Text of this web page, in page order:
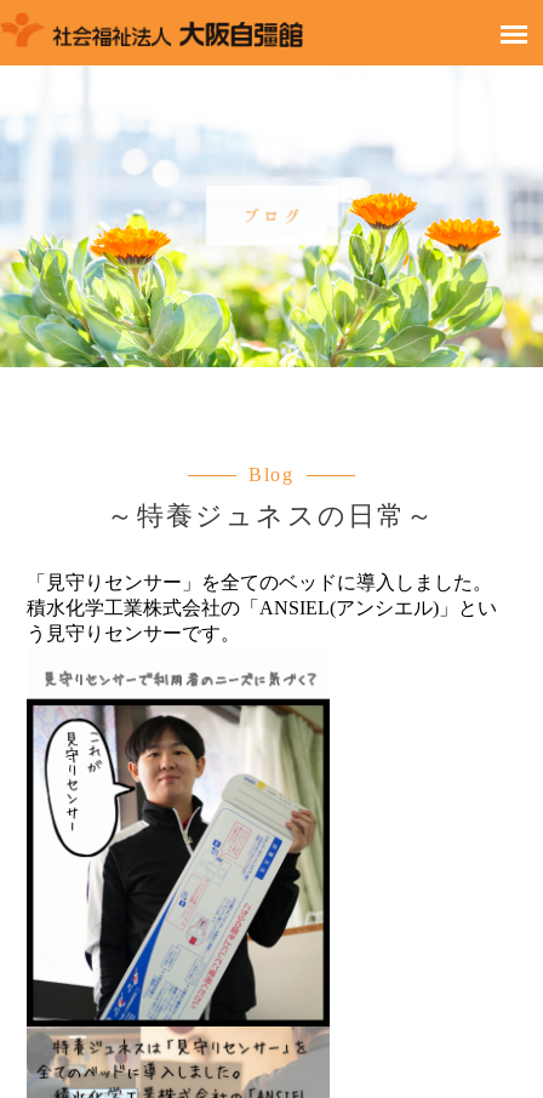
Blog
～特養ジュネスの日常～
「見守りセンサー」を全てのベッドに導入しました。
積水化学工業株式会社の「ANSIEL(アンシエル)」とい
う見守りセンサーです。